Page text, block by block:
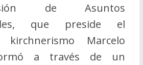
de Asuntos
que preside el
Marcelo
a través de un